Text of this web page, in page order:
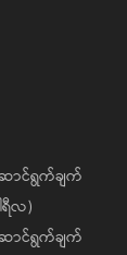
ာင်ရွက်ချက်
ရီလ)
ာင်ရွက်ချက်